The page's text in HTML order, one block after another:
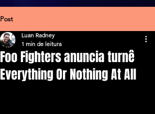
Post
Foo Fighters anuncia turnê
Everything Or Nothing At All
Luan Radney
1 min de leitura